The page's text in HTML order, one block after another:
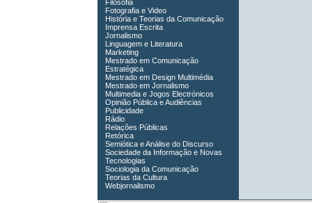
Filosofia
Fotografia e Video
História e Teorias da Comunicação
Imprensa Escrita
Jornalismo
Linguagem e Literatura
Marketing
Mestrado em Comunicação
Estratégica
Mestrado em Design Multimédia
Mestrado em Jornalismo
Multimedia e Jogos Electrónicos
Opinião Pública e Audiências
Publicidade
Rádio
Relações Públicas
Retórica
Semiótica e Análise do Discurso
Sociedade da Informação e Novas
Tecnologias
Sociologia da Comunicação
Teorias da Cultura
Webjornalismo